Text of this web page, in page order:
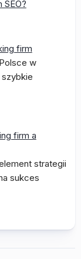
firm
w
firm a
strategii
sukces